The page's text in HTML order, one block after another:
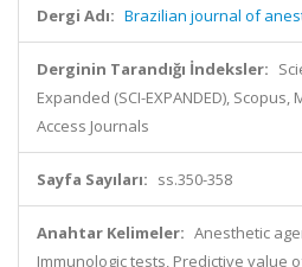
Dergi Adı: Brazilian journal of
Derginin Tarandığı İndeksler:
Expanded (SCI-EXPANDED), Scopus,
Access Journals
Sayfa Sayıları: ss.350-358
Anahtar Kelimeler: Anesthetic
Immunologic tests, Predictive value